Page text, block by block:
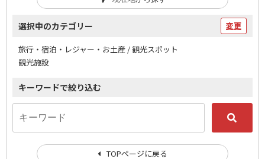
選択中のカテゴリー 変更
旅行・宿泊・レジャー・お土産 / 観光スポット
観光施設
キーワードで絞り込む
TOPページに戻る